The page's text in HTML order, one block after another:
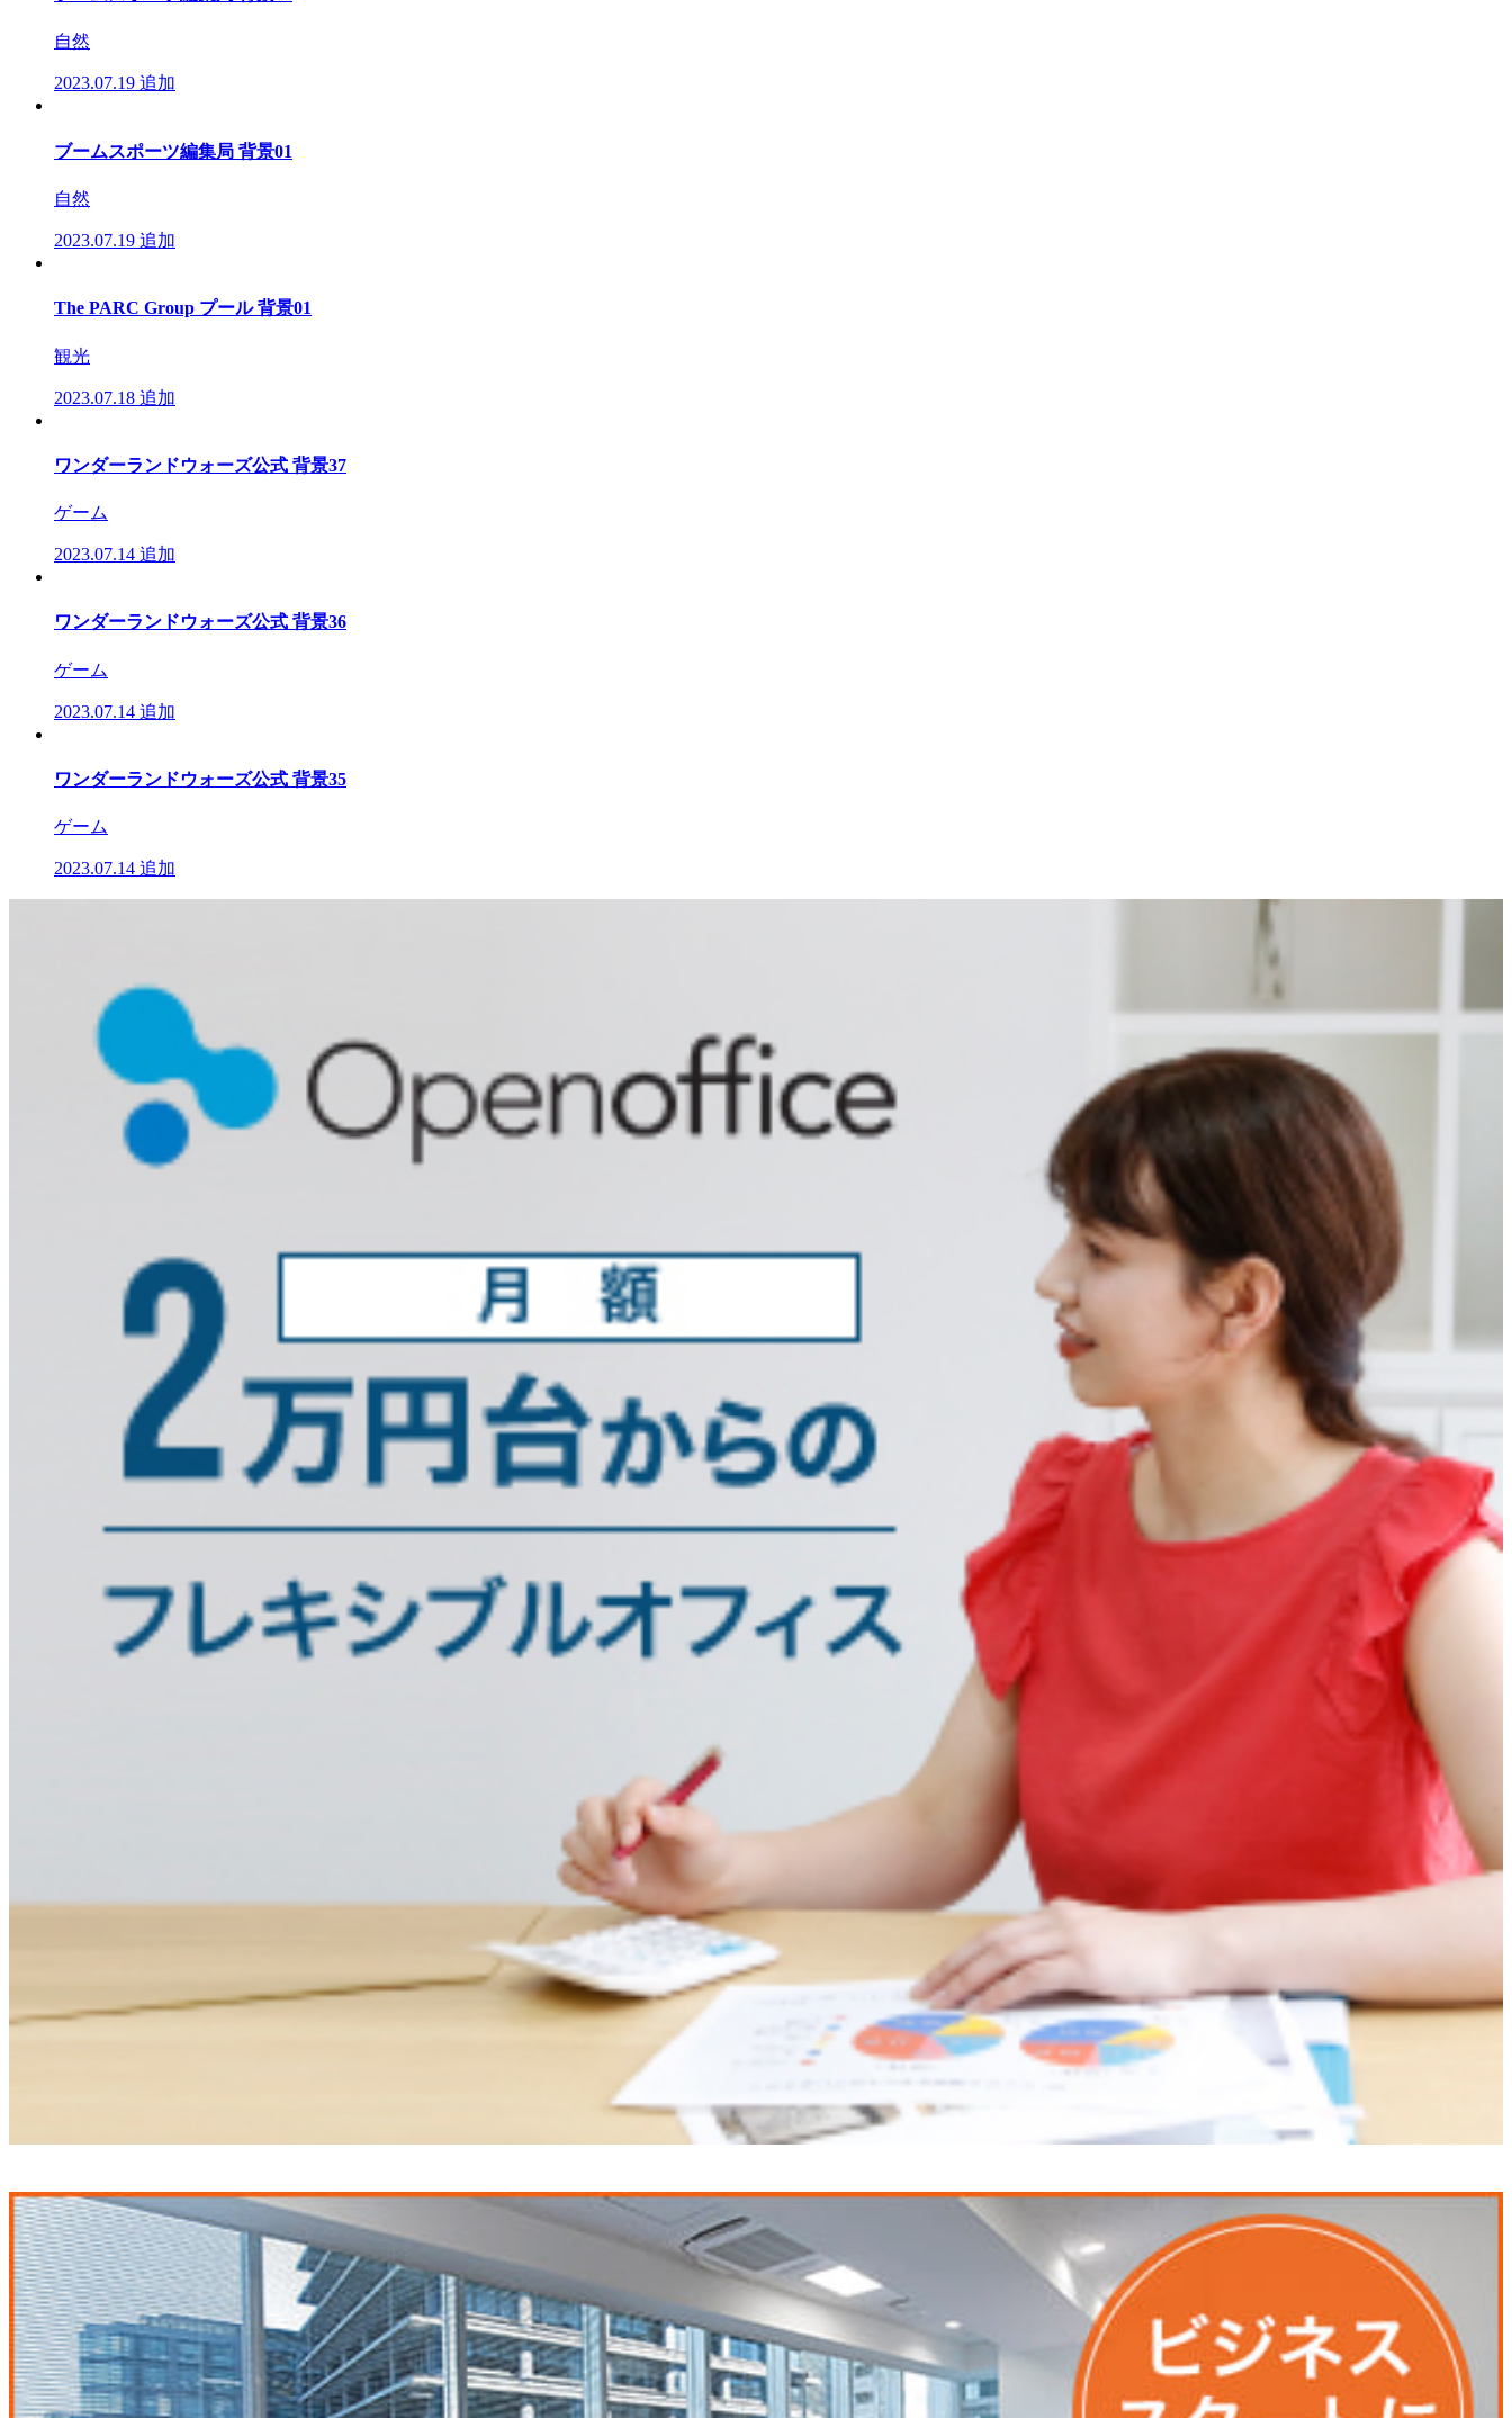
自然
2023.07.19 追加
ブームスポーツ編集局 背景01
自然
2023.07.19 追加
The PARC Group プール 背景01
観光
2023.07.18 追加
ワンダーランドウォーズ公式 背景37
ゲーム
2023.07.14 追加
ワンダーランドウォーズ公式 背景36
ゲーム
2023.07.14 追加
ワンダーランドウォーズ公式 背景35
ゲーム
2023.07.14 追加